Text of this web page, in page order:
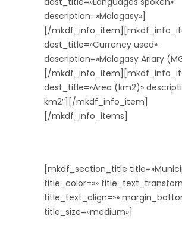
description=»Malagasy»]
[/
dest_title=»Currency used»
description=»Malagasy Ariary
[/
dest_title=»Area (km2)»
km2″][/mkdf_info_item]
[/mkdf_info_items]
[mkdf_section_title
title_color=»»
title_text_align=»»
title_size=»medium»]